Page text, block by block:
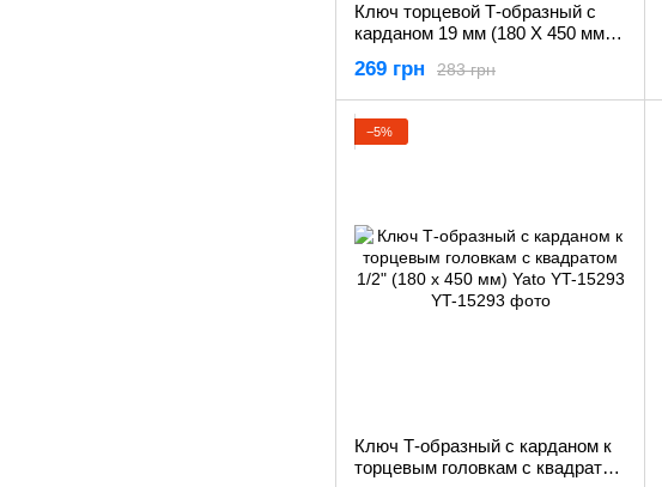
Ключ торцевой Т-образный с
карданом 19 мм (180 Х 450 мм)
283 грн
269 грн
−5%
Ключ Т-образный с карданом к
торцевым головкам с квадратом